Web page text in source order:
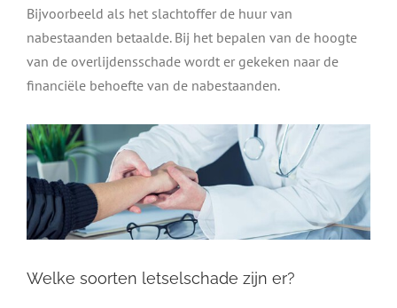
Bijvoorbeeld als het slachtoffer de huur van
nabestaanden betaalde. Bij het bepalen van de hoogte
van de overlijdensschade wordt er gekeken naar de
financiële behoefte van de nabestaanden.
Welke soorten letselschade zijn er?